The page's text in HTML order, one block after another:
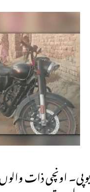
یوپی۔ اونچی ذات